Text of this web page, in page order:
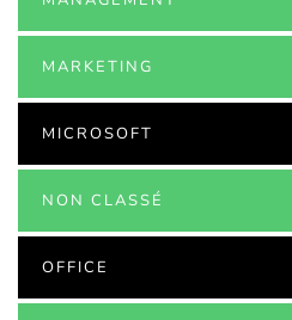
MARKETING
MICROSOFT
NON CLASSÉ
OFFICE